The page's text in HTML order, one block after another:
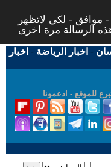
موافق - لكي لاتظهر
- اخبار الرياضة - اخبار
للموقع - ادعمونا